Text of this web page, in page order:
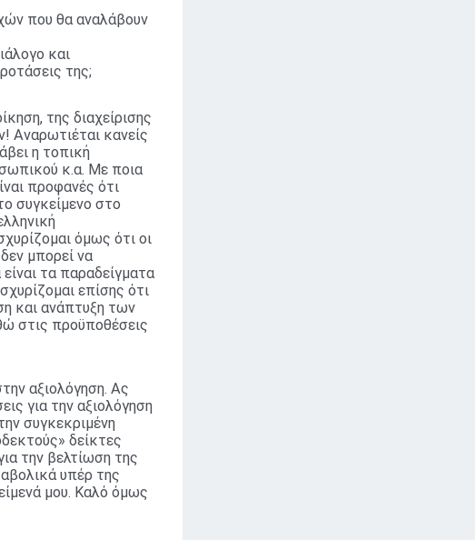
που θα αναλάβουν
και
της;
της διαχείρισης
Αναρωτιέται κανείς
η τοπική
κ.α. Με ποια
προφανές ότι
συγκείμενο στο
όμως ότι οι
μπορεί να
τα παραδείγματα
επίσης ότι
και ανάπτυξη των
στις προϋποθέσεις
αξιολόγηση. Ας
για την αξιολόγηση
συγκεκριμένη
δείκτες
την βελτίωση της
υπέρ της
μου. Καλό όμως